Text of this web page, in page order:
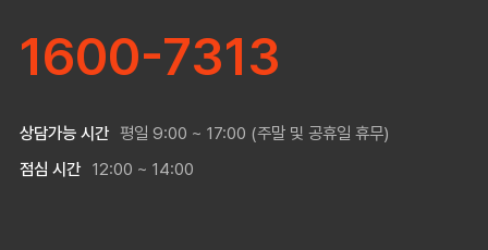
1600-7313
상담가능 시간 평일 9:00 ~ 17:00 (주말 및 공휴일 휴무)
점심 시간 12:00 ~ 14:00